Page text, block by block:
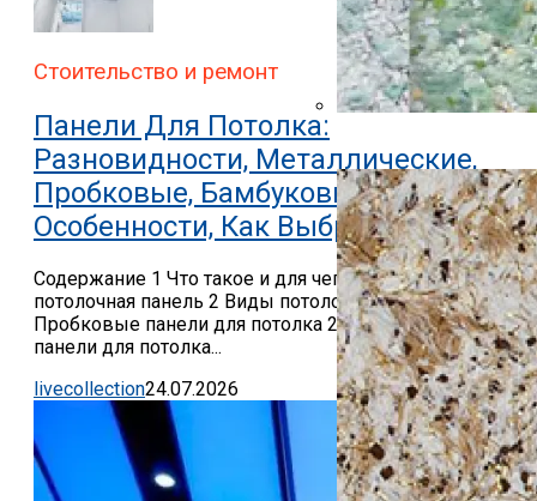
Стоительство и ремонт
Панели Для Потолка:
Разновидности, Металлические,
Пробковые, Бамбуковые,
Особенности, Как Выбрать, Фото
Содержание 1 Что такое и для чего нужна
потолочная панель 2 Виды потолочных панелей 2.1
Пробковые панели для потолка 2.2 Бамбуковые
панели для потолка...
livecollection24.07.2026